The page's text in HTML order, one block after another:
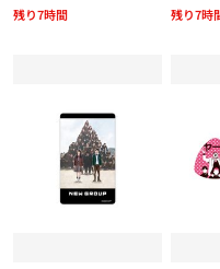
残り7時間
残り7時